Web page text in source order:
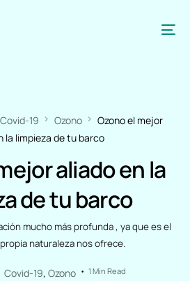
Covid-19 Ozono
Ozono el mejor
la limpieza de tu barco
aliado en la
de tu barco
mucho más profunda , ya que es el
naturaleza nos ofrece.
Covid-19, Ozono 1 Min Read